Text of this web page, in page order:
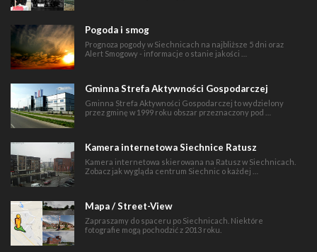
Pogoda i smog
Prognoza pogody w Siechnicach na najbliższe 5 dni oraz
Alert Smogowy - informacje o stanie jakości …
Gminna Strefa Aktywności Gospodarczej
Gminna Strefa Aktywności Gospodarczej to wydzielony
przez gminę w 1999 roku obszar przeznaczony pod …
Kamera internetowa Siechnice Ratusz
Kamera internetowa skierowana na Ratusz w Siechnicach.
Zobacz jak wygląda centrum Siechnic o każdej …
Mapa / Street-View
Zapraszamy do spaceru po Siechnicach. Niektóre
fotografie mogą pochodzić z 2013 roku.